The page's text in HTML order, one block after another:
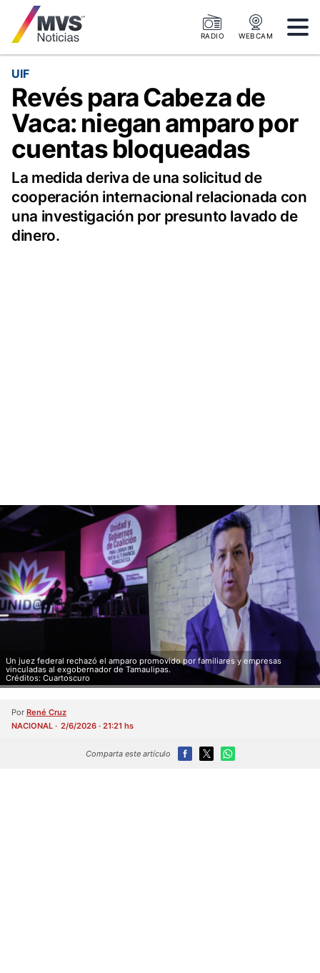
RADIO WEBCAM
UIF
Revés para Cabeza de
Vaca: niegan amparo por
cuentas bloqueadas
La medida deriva de una solicitud de
cooperación internacional relacionada con
una investigación por presunto lavado de
dinero.
Un juez federal rechazó el amparo promovido por familiares y empresas
vinculadas al exgobernador de Tamaulipas.
Créditos: Cuartoscuro
Por René Cruz
NACIONAL
2/6/2026 · 21:21 hs
Comparta este artículo